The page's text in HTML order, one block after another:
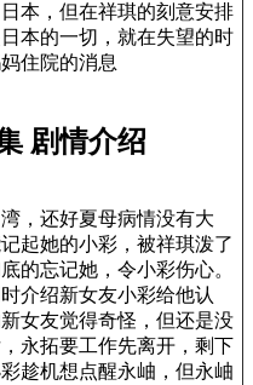
本，但在祥琪的刻意安排
本的一切，就在失望的时
住院的消息
剧情介绍
，还好夏母病情没有大
起她的小彩，被祥琪泼了
的忘记她，令小彩伤心。
介绍新女友小彩给他认
女友觉得奇怪，但还是没
永拓要工作先离开，剩下
趁机想点醒永岫，但永岫